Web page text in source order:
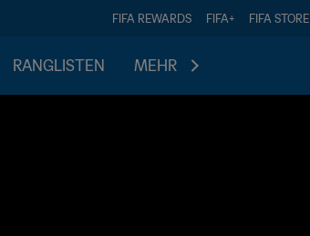
FIFA REWARDS FIFA+ FIFA STORE
RANGLISTEN MEHR